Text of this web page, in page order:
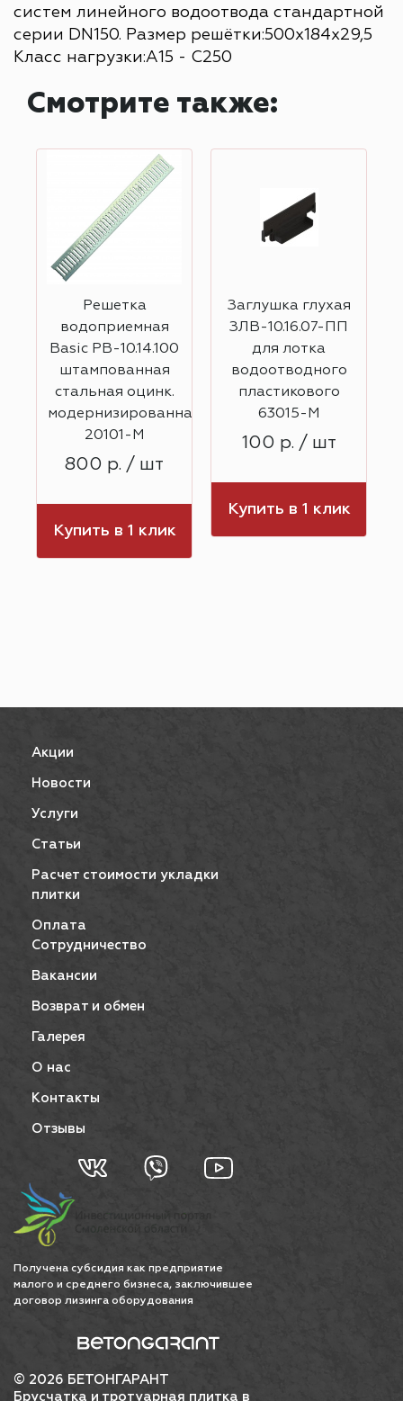
систем линейного водоотвода стандартной
серии DN150. Размер решётки:500x184x29,5
Класс нагрузки:A15 - C250
Смотрите также:
Решетка
водоприемная
Basic РВ-10.14.100
штампованная
стальная оцинк.
модернизированная
20101-М
800 р. / шт
Купить в 1 клик
Заглушка глухая
ЗЛВ-10.16.07-ПП
для лотка
водоотводного
пластикового
63015-М
100 р. / шт
Купить в 1 клик
© 2026 БЕТОНГАРАНТ
Брусчатка и тротуарная плитка в
Акции
Новости
Услуги
Статьи
Расчет стоимости укладки
плитки
Оплата
Сотрудничество
Вакансии
Возврат и обмен
Галерея
О нас
Контакты
Отзывы
Получена субсидия как предприятие
малого и среднего бизнеса, заключившее
договор лизинга оборудования